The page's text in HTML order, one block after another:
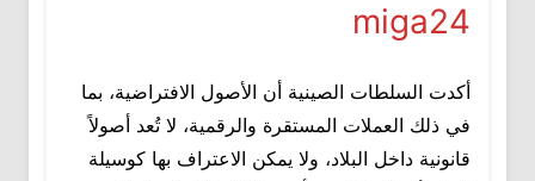
miga24
أكدت السلطات الصينية أن الأصول الافتراضية، بما
في ذلك العملات المستقرة والرقمية، لا تُعد أصولاً
قانونية داخل البلاد، ولا يمكن الاعتراف بها كوسيلة